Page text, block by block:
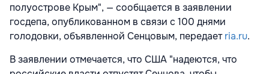
полуострове Крым", — сообщается в заявлении
госдепа, опубликованном в связи с 100 днями
голодовки, объявленной Сенцовым, передаетria.ru.
В заявлении отмечается, что США "надеются, что